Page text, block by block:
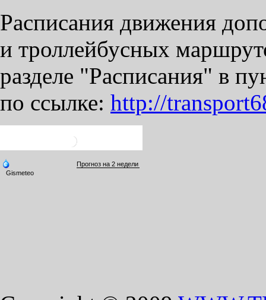
Расписания движения
и троллейбусных
разделе "Расписания" в
по ссылке: http://